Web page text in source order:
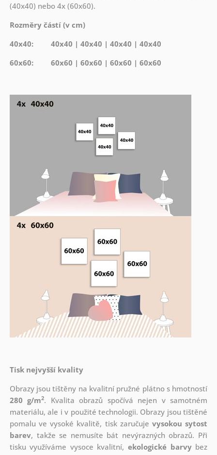
(40x40) nebo 4x (60x60).
Rozměry částí (v cm)
40x40: 40x40 | 40x40 | 40x40 | 40x40
60x60: 60x60 | 60x60 | 60x60 | 60x60
Tisk nejvyšší kvality
Obrazy jsou tištěny na kvalitní pružné plátno s hmotností
280 g/m2. Kvalita obrazů spočívá nejen v samotném
materiálu, ale i v použité technologii. Obrazy jsou tištěné
pomalu ve vysoké kvalitě, tisk zaručuje vysokou sytost
barev, takže se nemusíte bát nevýrazných obrazů. Při
tisku využíváme vysoce kvalitní,ekologické barvybez